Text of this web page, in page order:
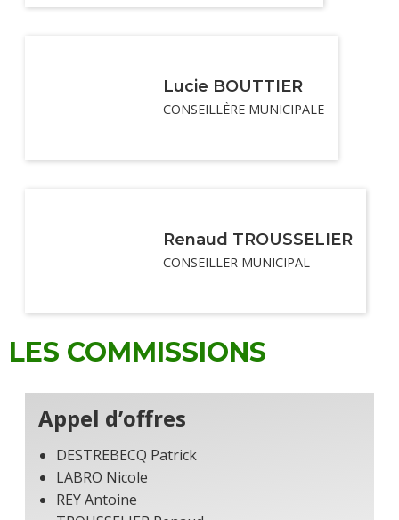
Lucie BOUTTIER
CONSEILLÈRE MUNICIPALE
Renaud TROUSSELIER
CONSEILLER MUNICIPAL
LES COMMISSIONS
Appel d’offres
DESTREBECQ Patrick
LABRO Nicole
REY Antoine